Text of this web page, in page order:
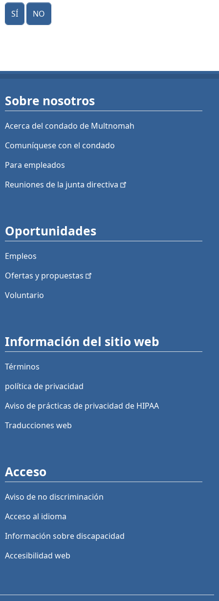
Sí No
Sobre nosotros
Acerca del condado de Multnomah
Comuníquese con el condado
Para empleados
Reuniones de la junta directiva
Oportunidades
Empleos
Ofertas y propuestas
Voluntario
Información del sitio web
Términos
política de privacidad
Aviso de prácticas de privacidad de HIPAA
Traducciones web
Acceso
Aviso de no discriminación
Acceso al idioma
Información sobre discapacidad
Accesibilidad web